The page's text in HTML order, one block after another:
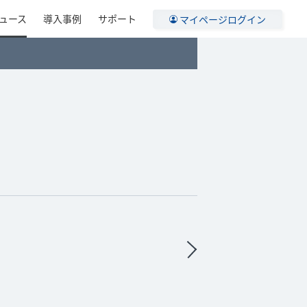
ース 導入事例 サポート マイページログイン